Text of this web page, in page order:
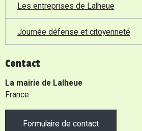
Les entreprises de Lalheue
Journée défense et citoyenneté
Contact
La mairie de Lalheue
France
Formulaire de contact